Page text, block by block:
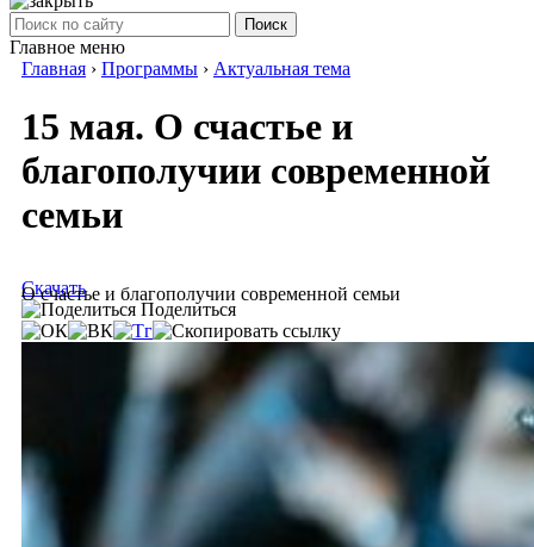
Поиск
Главное меню
Главная › Программы › Актуальная тема
15 мая. О счастье и
благополучии современной
семьи
О счастье и благополучии современной семьи
Скачать
Поделиться